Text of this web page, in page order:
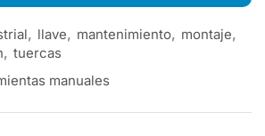
, llave, mantenimiento, montaje,
, tuercas
manuales